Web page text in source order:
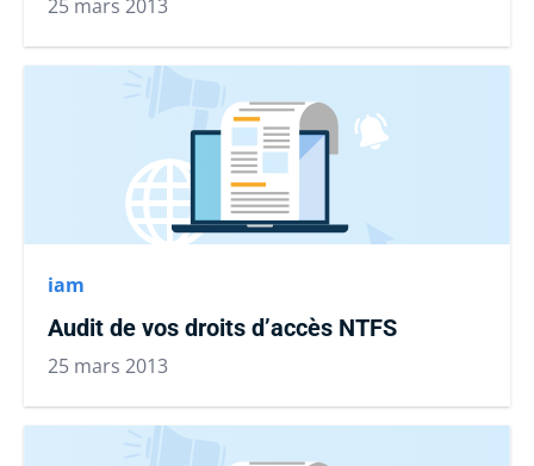
25 mars 2013
iam
Audit de vos droits d’accès NTFS
25 mars 2013